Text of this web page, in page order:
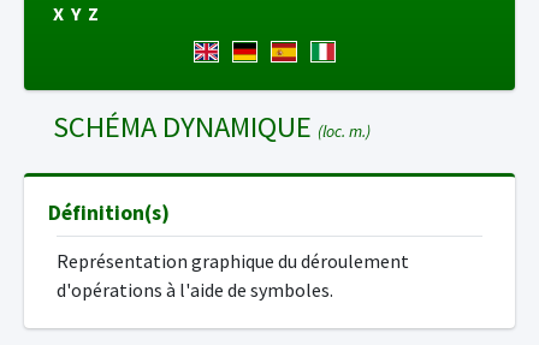
X Y Z
SCHÉMA DYNAMIQUE (loc. m.)
Définition(s)
Représentation graphique du déroulement
d'opérations à l'aide de symboles.